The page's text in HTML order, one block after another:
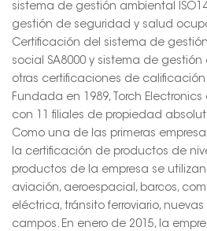
sistema de gestión ambiental
gestión de seguridad y salud
Certificación del sistema de
social SA8000 y sistema de gestión
otras certificaciones de calificación.
Fundada en 1989, Torch
con 11 filiales de propiedad
Como una de las primeras
la certificación de productos de
productos de la empresa se
aviación, aeroespacial, barcos,
eléctrica, tránsito ferroviario,
campos. En enero de 2015, la